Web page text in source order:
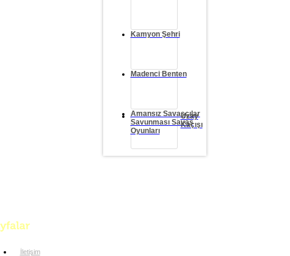
Kamyon Şehri
Madenci Benten
Amansız Savaşçılar
Savunması Savaş
Oyunları
Uzay
Kaçışı
İletişim